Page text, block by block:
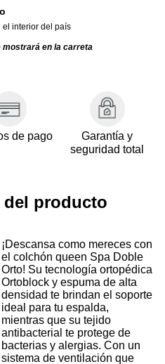
el interior del país
mostrará en la carreta
de pago
Garantía y
seguridad total
del producto
¡Descansa como mereces con
el colchón queen Spa Doble
Orto! Su tecnología ortopédica
Ortoblock y espuma de alta
densidad te brindan el soporte
ideal para tu espalda,
mientras que su tejido
antibacterial te protege de
bacterias y alergias. Con un
sistema de ventilación que